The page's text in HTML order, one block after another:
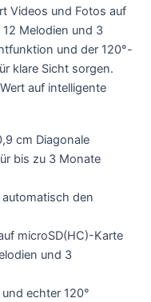
Videos und Fotos auf
Melodien und 3
und der 120°-
klare Sicht sorgen.
auf intelligente
cm Diagonale
bis zu 3 Monate
den
microSD(HC)-Karte
und 3
echter 120°